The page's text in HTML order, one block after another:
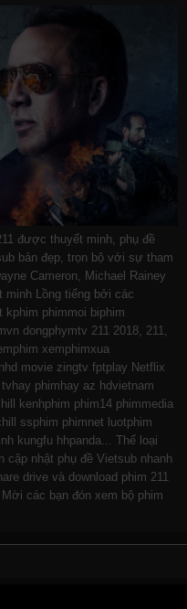
được thuyết minh, phụ đề
bản đẹp, trọn bộ với sự tham
Cameron, Michael Rainey
minh Lồng tiếng bởi các
kphim phimmoi biphim
dongphymtv 211 2018, 211,
xemphimxua
movie zingtv fptplay Netflix
tvhay phimhay az hdvietnam
kenhphim phim14 phimmedia
ssphim phimnet luotphim
kungfu hhpanda ... Thể loại
nhật phụ đề Vietsub nhanh
drive và download phim 211
các bạn đón xem bộ phim